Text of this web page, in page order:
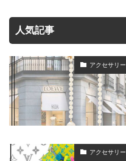
人気記事
アクセサリー
アクセサリー